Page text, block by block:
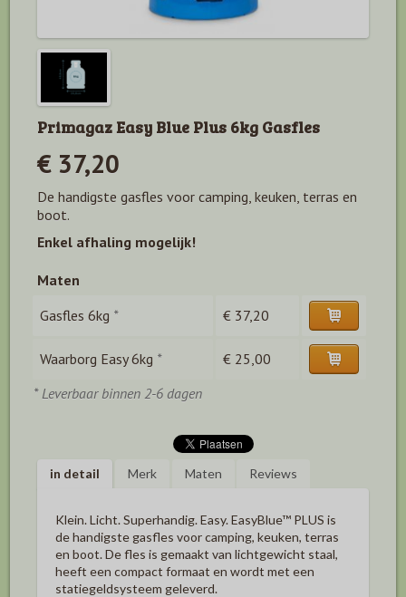
Primagaz Easy Blue Plus 6kg Gasfles
€ 37,20
De handigste gasfles voor camping, keuken, terras en
boot.
Enkel afhaling mogelijk!
Maten
Gasfles 6kg * € 37,20
Waarborg Easy 6kg *
€ 25,00
* Leverbaar binnen 2-6 dagen
in detail Merk Maten Reviews
Klein. Licht. Superhandig. Easy. EasyBlue™ PLUS is
de handigste gasfles voor camping, keuken, terras
en boot. De fles is gemaakt van lichtgewicht staal,
heeft een compact formaat en wordt met een
statiegeldsysteem geleverd.